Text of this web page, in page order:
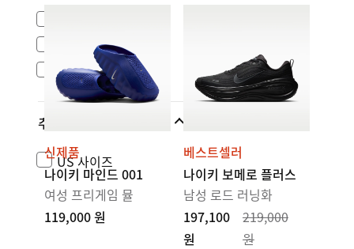
NikeLab
ACG
추가 사이즈
US 사이즈
신제품
나이키 마인드 001
여성 프리게임 뮬
119,000 원
베스트셀러
나이키 보메로 플러스
남성 로드 러닝화
197,100
원
219,000
원